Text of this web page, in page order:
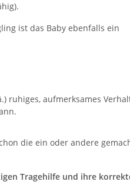
ist das Baby ebenfalls ein
ruhiges, aufmerksames
die ein oder andere
Tragehilfe und ihre